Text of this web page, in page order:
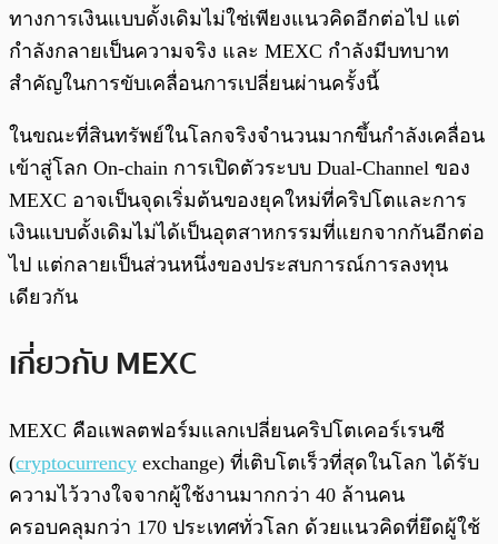
ทางการเงินแบบดั้งเดิมไม่ใช่เพียงแนวคิดอีกต่อไป แต่
กำลังกลายเป็นความจริง และ MEXC กำลังมีบทบาท
สำคัญในการขับเคลื่อนการเปลี่ยนผ่านครั้งนี้
ในขณะที่สินทรัพย์ในโลกจริงจำนวนมากขึ้นกำลังเคลื่อน
เข้าสู่โลก On-chain การเปิดตัวระบบ Dual-Channel ของ
MEXC อาจเป็นจุดเริ่มต้นของยุคใหม่ที่คริปโตและการ
เงินแบบดั้งเดิมไม่ได้เป็นอุตสาหกรรมที่แยกจากกันอีกต่อ
ไป แต่กลายเป็นส่วนหนึ่งของประสบการณ์การลงทุน
เดียวกัน
เกี่ยวกับ MEXC
MEXC คือแพลตฟอร์มแลกเปลี่ยนคริปโตเคอร์เรนซี
(cryptocurrency exchange) ที่เติบโตเร็วที่สุดในโลก ได้รับ
ความไว้วางใจจากผู้ใช้งานมากกว่า 40 ล้านคน
ครอบคลุมกว่า 170 ประเทศทั่วโลก ด้วยแนวคิดที่ยึดผู้ใช้